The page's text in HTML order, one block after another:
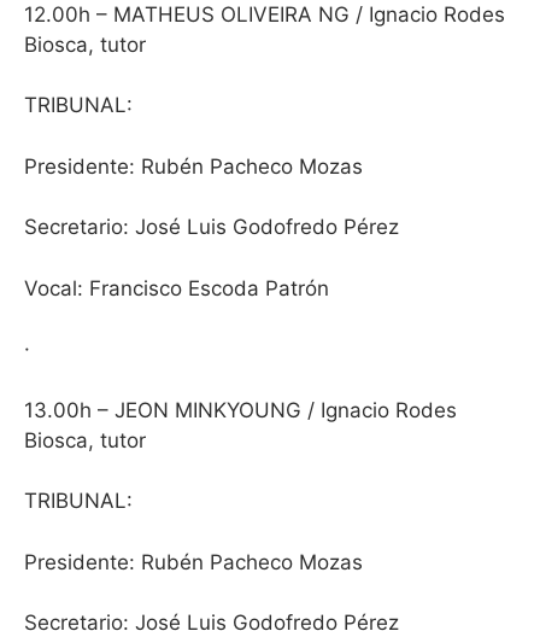
12.00h – MATHEUS OLIVEIRA NG / Ignacio Rodes
Biosca, tutor
TRIBUNAL:
Presidente: Rubén Pacheco Mozas
Secretario: José Luis Godofredo Pérez
Vocal: Francisco Escoda Patrón
·
13.00h – JEON MINKYOUNG / Ignacio Rodes
Biosca, tutor
TRIBUNAL:
Presidente: Rubén Pacheco Mozas
Secretario: José Luis Godofredo Pérez